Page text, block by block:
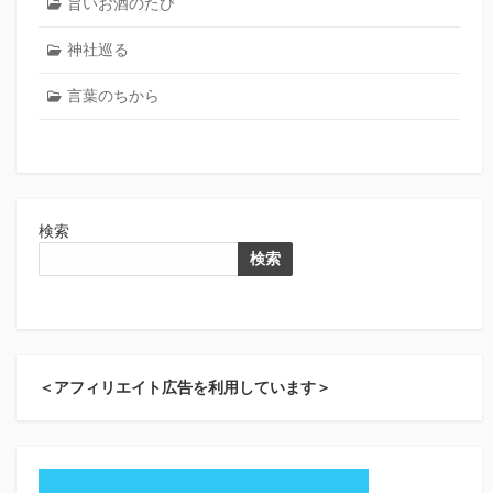
神社巡る
言葉のちから
検索
検索
＜アフィリエイト広告を利用しています＞